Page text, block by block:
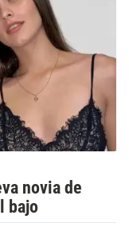
novia de
bajo